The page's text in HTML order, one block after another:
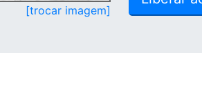
[trocar imagem]